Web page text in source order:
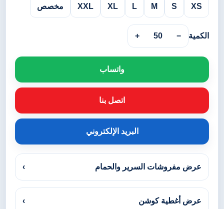
XS
S
M
L
XL
XXL مخصص
الكمية −
50
+
واتساب
اتصل بنا
البريد الإلكتروني
عرض مفروشات السرير والحمام ›
عرض أغطية كوشن ›